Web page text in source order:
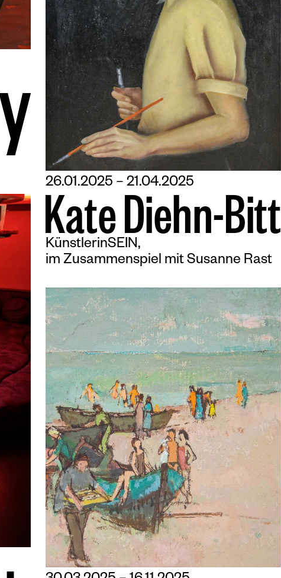
26.01.2025 – 21.04.2025
KateDiehn-Bitt
KünstlerinSEIN,
im Zusammenspiel mit Susanne Rast